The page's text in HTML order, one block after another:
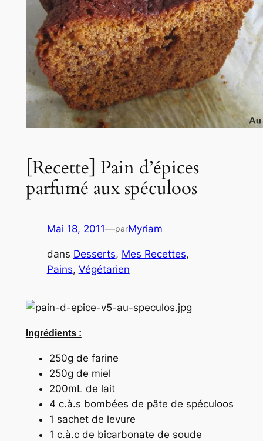
[Recette] Pain d’épices
parfumé aux spéculoos
Mai 18, 2011—parMyriam
dans Desserts, Mes Recettes
Pains, Végétarien
Ingrédients :
250g de farine
250g de miel
200mL de lait
4 c.à.s bombées de pâte de spéculoos
1 sachet de levure
1 c.à.c de bicarbonate de soude